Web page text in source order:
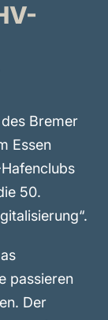
Bremer
Essen
50.
passieren
Der